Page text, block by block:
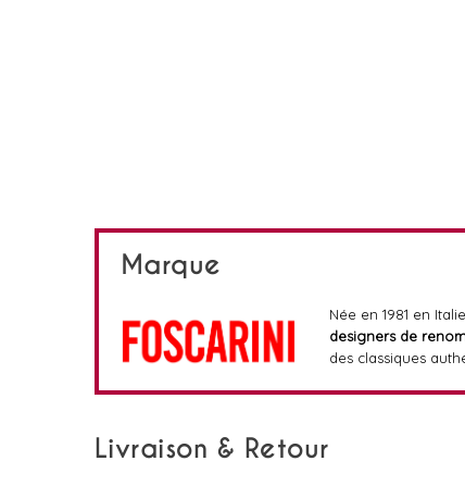
Marque
Née en 1981 en Italie,
designers de
des classiques
Livraison & Retour